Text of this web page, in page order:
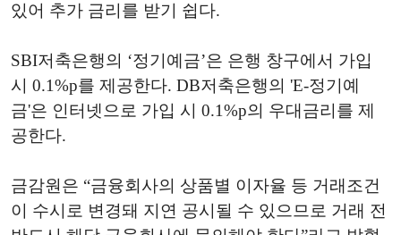
있어 추가 금리를 받기 쉽다.
SBI저축은행의 ‘정기예금’은 은행 창구에서 가입
시 0.1%p를 제공한다. DB저축은행의 'E-정기예
금'은 인터넷으로 가입 시 0.1%p의 우대금리를 제
공한다.
금감원은 “금융회사의 상품별 이자율 등 거래조건
이 수시로 변경돼 지연 공시될 수 있으므로 거래 전